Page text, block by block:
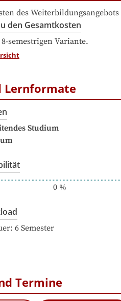
des
den Gesamtkosten
semestrigen Variante.
Lernformate
Studium
0%
: 6 Semester
Termine